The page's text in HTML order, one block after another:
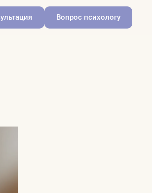
Вопрос психологу